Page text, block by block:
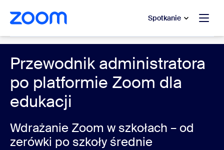
treści głównej
pomocy na czacie Spotkanie
Przewodnik administratora
po platformie Zoom dla
edukacji
Wdrażanie Zoom w szkołach – od
zerówki po szkoły średnie